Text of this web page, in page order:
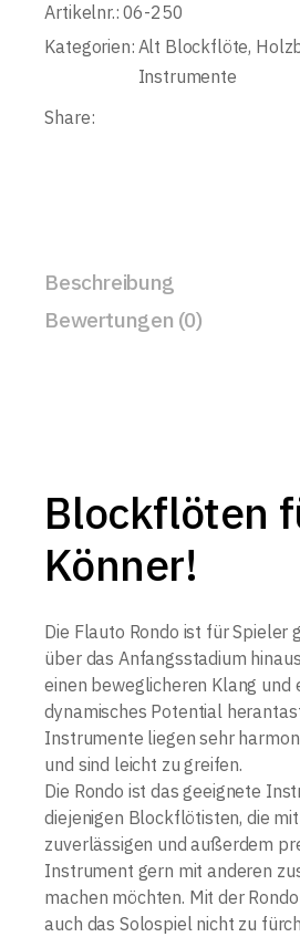
Artikelnr.: 06-250
Kategorien: Alt Blockflöte,
Instrumente
Share:
Beschreibung
Bewertungen (0)
Blockflöten
Könner!
Die Flauto Rondo ist für Spieler
über das Anfangsstadium
einen beweglicheren Klang und
dynamisches Potential
Instrumente liegen sehr
und sind leicht zu greifen.
Die Rondo ist das geeignete
diejenigen Blockflötisten, die
zuverlässigen und außerdem
Instrument gern mit anderen
machen möchten. Mit der
auch das Solospiel nicht zu